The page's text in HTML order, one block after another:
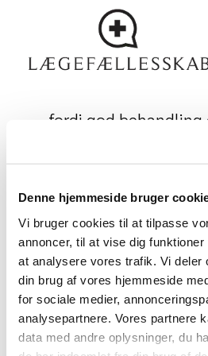
Denne hjemmeside bruger
Vi bruger cookies til at tilpasse
annoncer, til at vise dig
at analysere vores trafik. Vi deler
din brug af vores hjemmeside
for sociale medier,
analysepartnere. Vores partnere
data med andre oplysninger, du
- fordi god